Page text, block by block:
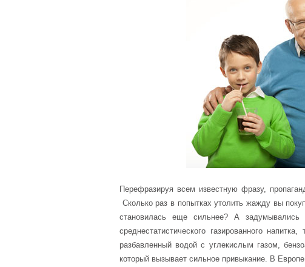
Перефразируя всем известную фразу,
Сколько раз в попытках утолить жажду вы
становилась еще сильнее? А
среднестатистического газированного
разбавленный водой с углекислым газом,
который вызывает сильное привыкание. В